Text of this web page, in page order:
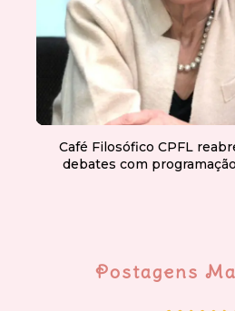
Café Filosófico CPFL
debates com
Postagens